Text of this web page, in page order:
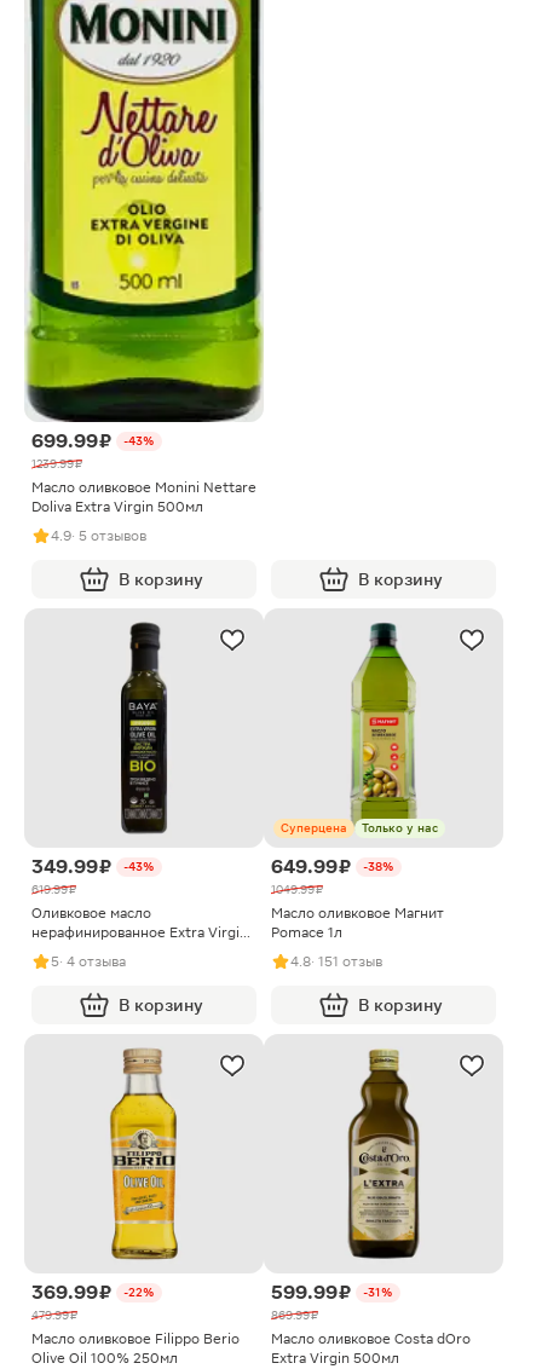
699.99 ₽
-43%
1239.99 ₽
Масло оливковое Monini Nettare
Doliva Extra Virgin 500мл
4.9· 5 отзывов
В корзину В корзину
349.99 ₽
-43%
619.99 ₽
Оливковое масло
нерафинированное Extra Virgin
Baya 250мл
5· 4 отзыва
В корзину
Суперцена Только у нас
649.99 ₽
-38%
1049.99 ₽
Масло оливковое Магнит
Pomace 1л
4.8· 151 отзыв
В корзину
369.99 ₽
-22%
479.99 ₽
Масло оливковое Filippo Berio
Olive Oil 100% 250мл
599.99 ₽
-31%
869.99 ₽
Масло оливковое Costa dOro
Extra Virgin 500мл